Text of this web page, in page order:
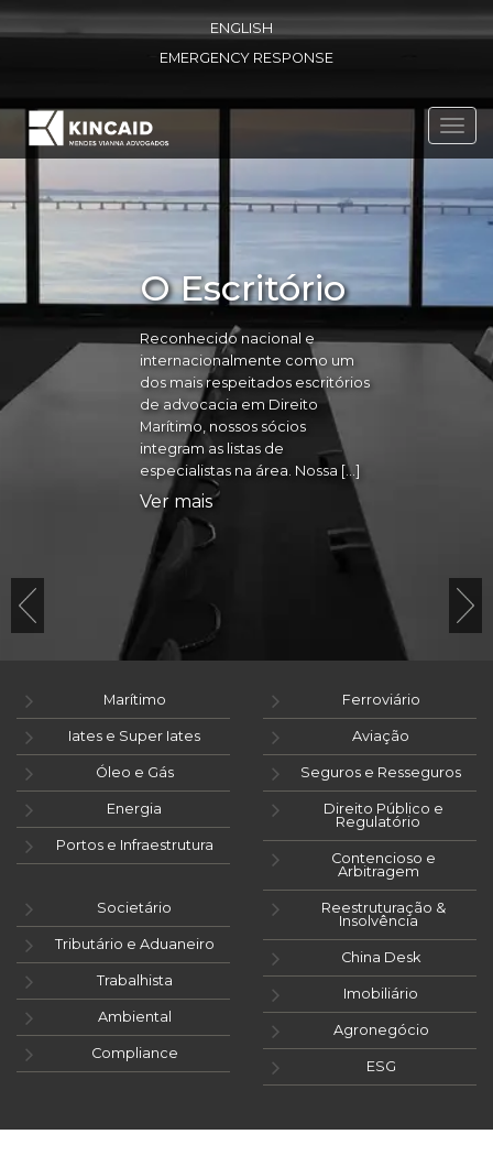
ENGLISH
EMERGENCY RESPONSE
O Escritório
Reconhecido nacional e
internacionalmente como um
dos mais respeitados escritórios
de advocacia em Direito
Marítimo, nossos sócios
integram as listas de
especialistas na área. Nossa […]
Ver mais
Marítimo
Iates e Super Iates
Óleo e Gás
Energia
Portos e Infraestrutura
Ferroviário
Aviação
Seguros e Resseguros
Direito Público e
Regulatório
Contencioso e
Arbitragem
Societário
Tributário e Aduaneiro
Trabalhista
Ambiental
Compliance
Reestruturação &
Insolvência
China Desk
Imobiliário
Agronegócio
ESG